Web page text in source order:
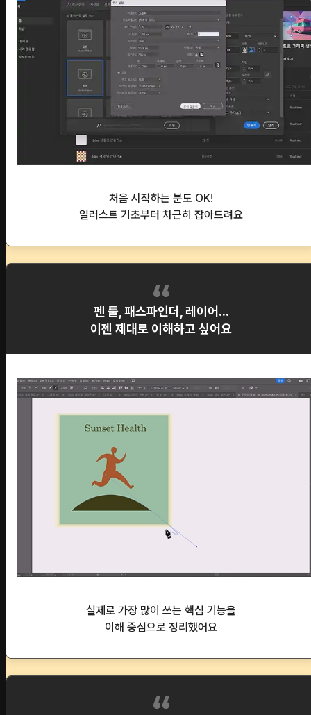
처음 시작하는 분도 OK!
일러스트 기초부터 차근히 잡아드려요
펜 툴, 패스파인더, 레이어...
이젠 제대로 이해하고 싶어요
실제로 가장 많이 쓰는 핵심 기능을
이해 중심으로 정리했어요